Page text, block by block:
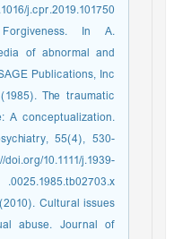
j.cpr.2019.101750.
In A.
of abnormal and
Publications, Inc.
The traumatic
A conceptualization.
55(4), 530-
j.1939-
0025.1985.tb02703.x.
Cultural issues
abuse. Journal of